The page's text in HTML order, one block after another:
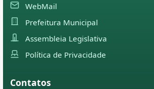
WebMail
Prefeitura Municipal
Assembleia Legislativa
Política de Privacidade
Contatos